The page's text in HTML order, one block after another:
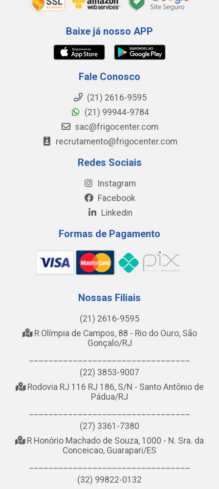
Baixe já nosso APP
Fale Conosco
(21) 2616-9595
(21) 99944-9784
sac@frigocenter.com
recrutamento@frigocenter.com
Redes Sociais
Instagram
Facebook
Linkedin
Formas de Pagamento
Nossas Filiais
(21) 2616-9595
R Olímpia de Campos, 88 - Rio do Ouro, São
Gonçalo/RJ
(22) 3853-9007
Rodovia RJ 116 RJ 186, S/N - Santo Antônio de
Pádua/RJ
(27) 3361-7380
R Honório Machado de Souza, 1000 - N. Sra. da
Conceicao, Guarapari/ES
(32) 99822-0132